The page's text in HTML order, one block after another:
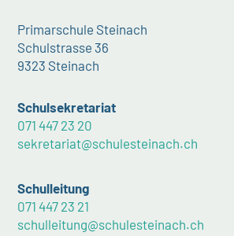
Primarschule Steinach
Schulstrasse 36
9323 Steinach
Schulsekretariat
071 447 23 20
sekretariat@schulesteinach.ch
Schulleitung
071 447 23 21
schulleitung@schulesteinach.ch